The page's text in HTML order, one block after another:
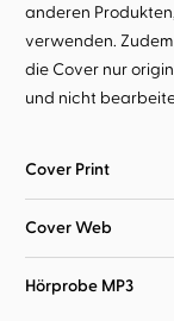
anderen
verwenden.
die Cover nur
und nicht
Cover Print
Cover Web
Hörprobe MP3